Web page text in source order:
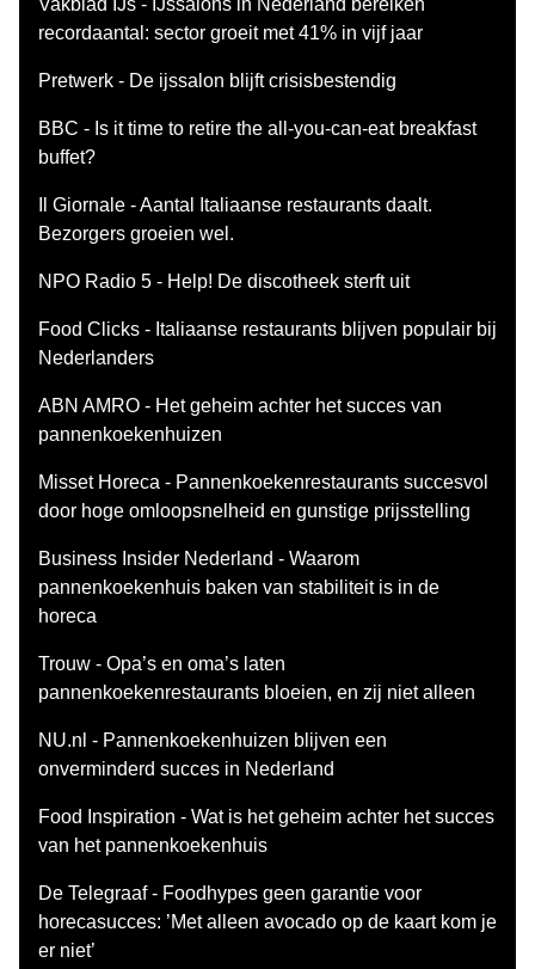
Vakblad IJs - IJssalons in Nederland bereiken
recordaantal: sector groeit met 41% in vijf jaar
Pretwerk - De ijssalon blijft crisisbestendig
BBC - Is it time to retire the all-you-can-eat breakfast
buffet?
Il Giornale - Aantal Italiaanse restaurants daalt.
Bezorgers groeien wel.
NPO Radio 5 - Help! De discotheek sterft uit
Food Clicks - Italiaanse restaurants blijven populair bij
Nederlanders
ABN AMRO - Het geheim achter het succes van
pannenkoekenhuizen
Misset Horeca - Pannenkoekenrestaurants succesvol
door hoge omloopsnelheid en gunstige prijsstelling
Business Insider Nederland - Waarom
pannenkoekenhuis baken van stabiliteit is in de
horeca
Trouw - Opa’s en oma’s laten
pannenkoekenrestaurants bloeien, en zij niet alleen
NU.nl - Pannenkoekenhuizen blijven een
onverminderd succes in Nederland
Food Inspiration - Wat is het geheim achter het succes
van het pannenkoekenhuis
De Telegraaf - Foodhypes geen garantie voor
horecasucces: ’Met alleen avocado op de kaart kom je
er niet’